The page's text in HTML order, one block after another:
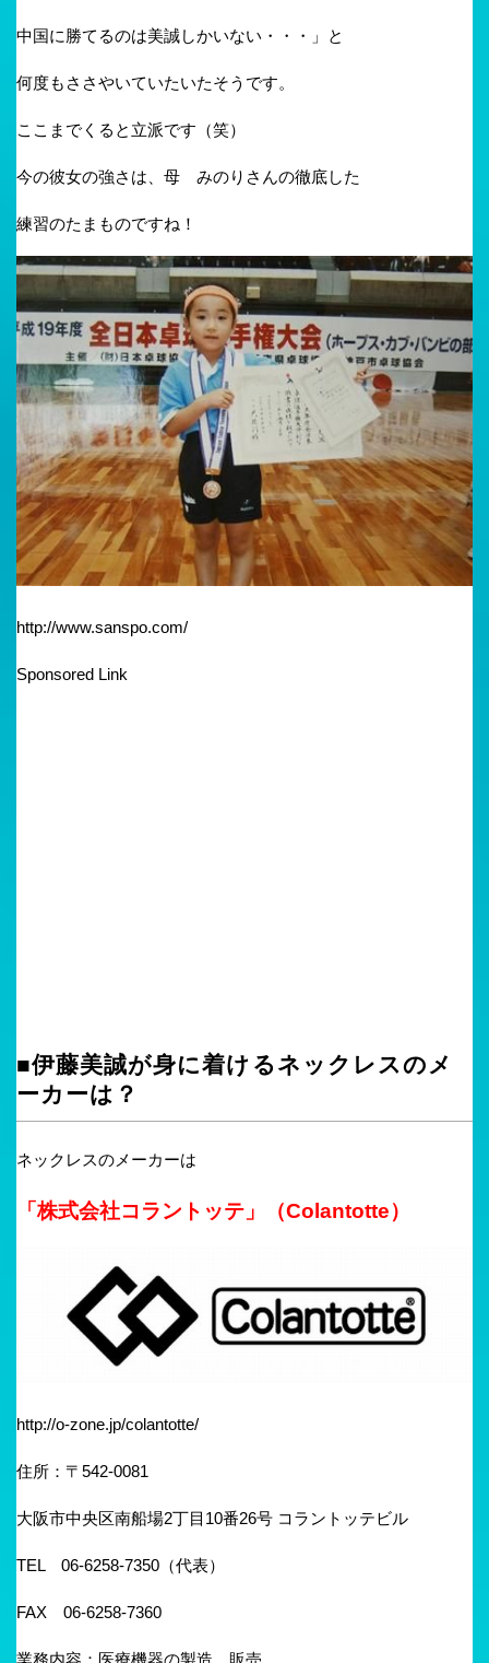
中国に勝てるのは美誠しかいない・・・」と
何度もささやいていたいたそうです。
ここまでくると立派です（笑）
今の彼女の強さは、母 みのりさんの徹底した
練習のたまものですね！
http://www.sanspo.com/
Sponsored Link
■伊藤美誠が身に着けるネックレスのメ
ーカーは？
ネックレスのメーカーは
「株式会社コラントッテ」（Colantotte）
http://o-zone.jp/colantotte/
住所：〒542-0081
大阪市中央区南船場2丁目10番26号 コラントッテビル
TEL 06-6258-7350（代表）
FAX 06-6258-7360